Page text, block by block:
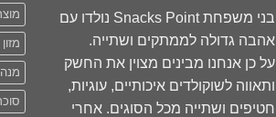
בני משפחת Snacks Point נולדו עם
אהבה גדולה לממתקים ושתייה.
על כן אנחנו מבינים מצוין את החשק
ותאווה לשוקולדים איכותיים, עוגיות,
חטיפים ושתייה מכל הסוגים. אחרי